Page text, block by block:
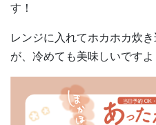
す！
レンジに入れてホカホカ炊
が、冷めても美味しいですよ